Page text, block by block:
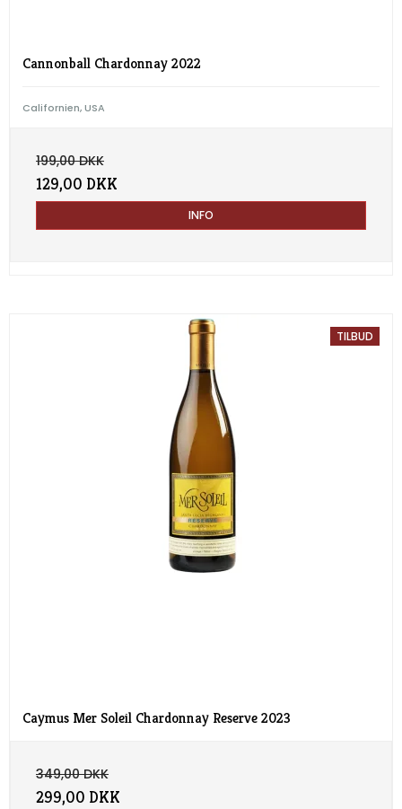
Cannonball Chardonnay 2022
Californien, USA
199,00 DKK
129,00 DKK
INFO
TILBUD
Caymus Mer Soleil Chardonnay Reserve 2023
349,00 DKK
299,00 DKK